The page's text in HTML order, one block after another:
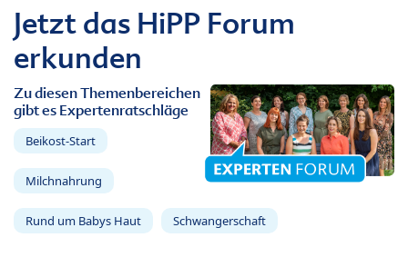
Jetzt das HiPP Forum
erkunden
Zu diesen Themenbereichen
gibt es Expertenratschläge
Beikost-Start
Milchnahrung
Rund um Babys Haut Schwangerschaft